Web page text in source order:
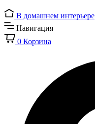
В домашнем интерьере
Навигация
0 Корзина